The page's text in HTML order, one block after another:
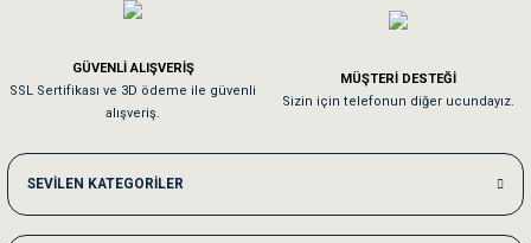
Kedilerim beğeniyorlar. Memnunuz. Uygun fiyatta olması iyi.
Me***** Ya******
Akşam verdiğim sipariş bir sonraki gün elime ulaştı. Jack russell köpeğim
GÜVENLİ ALIŞVERİŞ
SSL Sertifikası ve 3D ödeme ile güvenli
alışveriş.
MÜŞTERİ DESTEĞİ
Sizin için telefonun diğer ucundayız.
SEVİLEN KATEGORİLER